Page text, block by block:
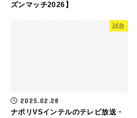
ズンマッチ2026】
試合
2025.02.28
ナポリVSインテルのテレビ放送・